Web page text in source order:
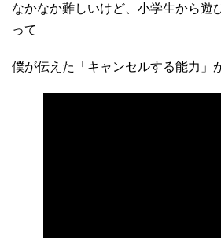
なかなか難しいけど、小学生から遊
って
僕が伝えた「キャンセルする能力」